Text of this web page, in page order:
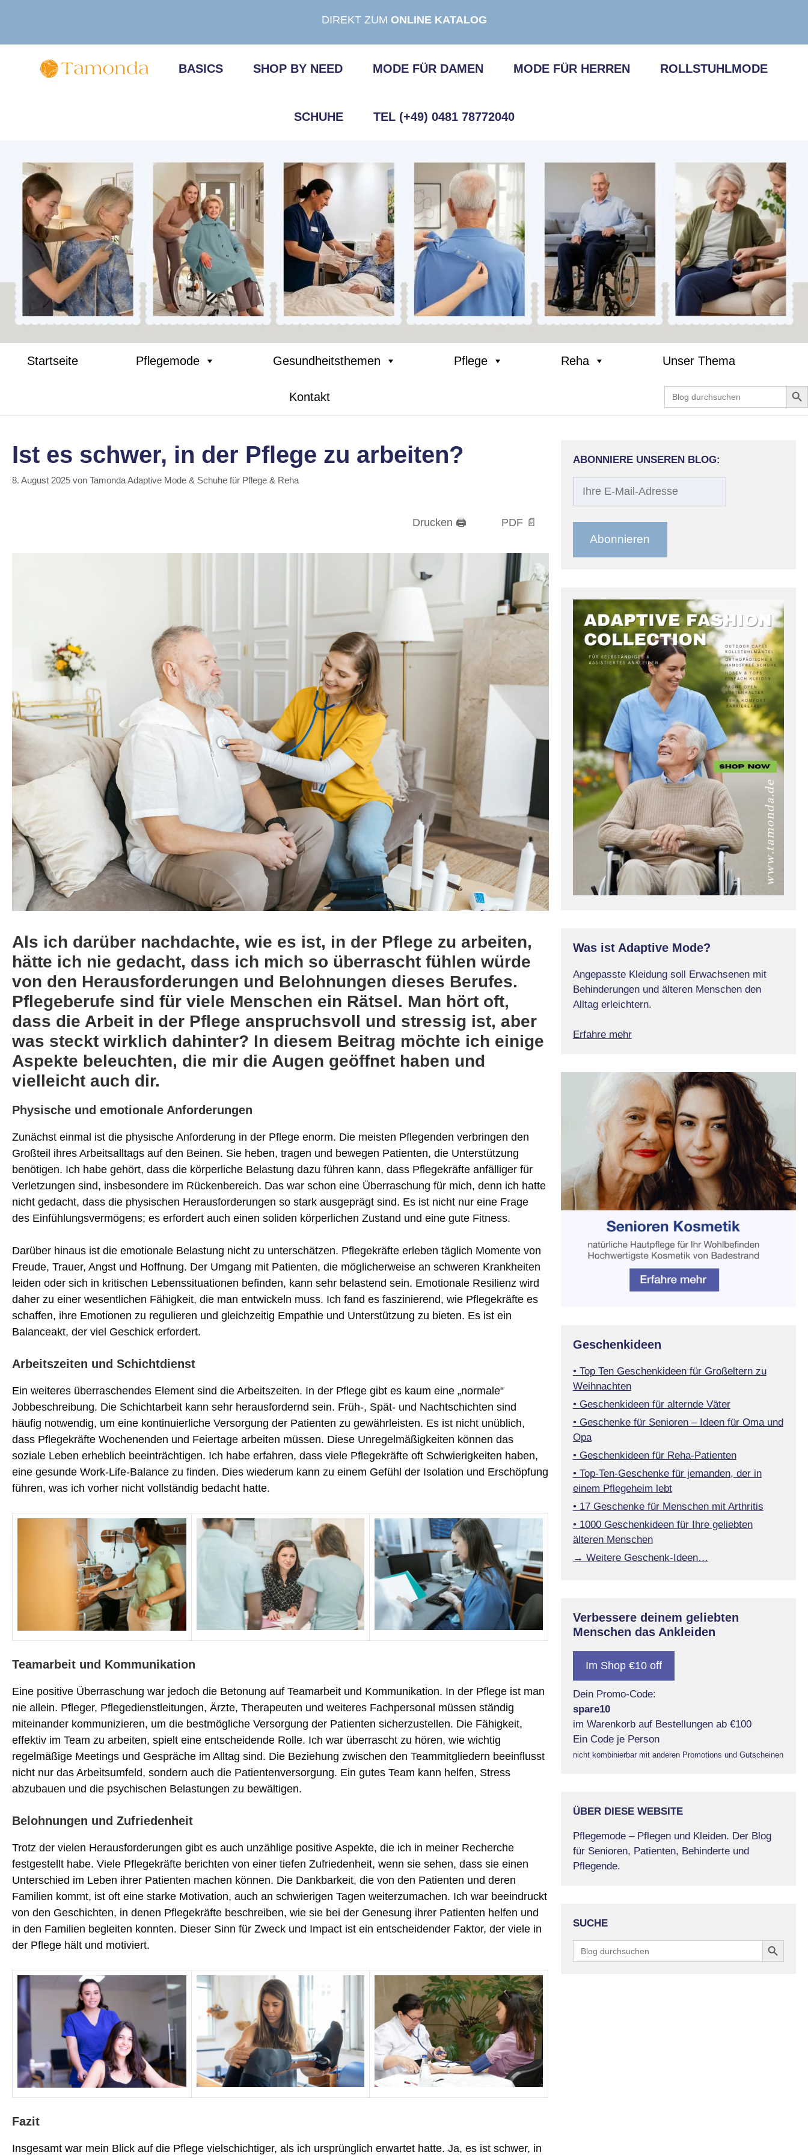
DIREKT ZUM ONLINE KATALOG
BASICS SHOP BY NEED MODE FÜR DAMEN MODE FÜR HERREN ROLLSTUHLMODE
SCHUHE TEL (+49) 0481 78772040
Startseite Pflegemode Gesundheitsthemen Pflege Reha Unser Thema
Kontakt
Search
for:
Search
Ist es schwer, in der Pflege zu arbeiten?
8. August 2025 von Tamonda Adaptive Mode & Schuhe für Pflege & Reha
Drucken 🖨 PDF 📄
Als ich darüber nachdachte, wie es ist, in der Pflege zu arbeiten,
hätte ich nie gedacht, dass ich mich so überrascht fühlen würde
von den Herausforderungen und Belohnungen dieses Berufes.
Pflegeberufe sind für viele Menschen ein Rätsel. Man hört oft,
dass die Arbeit in der Pflege anspruchsvoll und stressig ist, aber
was steckt wirklich dahinter? In diesem Beitrag möchte ich einige
Aspekte beleuchten, die mir die Augen geöffnet haben und
vielleicht auch dir.
Physische und emotionale Anforderungen
Zunächst einmal ist die physische Anforderung in der Pflege enorm. Die meisten Pflegenden verbringen den
Großteil ihres Arbeitsalltags auf den Beinen. Sie heben, tragen und bewegen Patienten, die Unterstützung
benötigen. Ich habe gehört, dass die körperliche Belastung dazu führen kann, dass Pflegekräfte anfälliger für
Verletzungen sind, insbesondere im Rückenbereich. Das war schon eine Überraschung für mich, denn ich hatte
nicht gedacht, dass die physischen Herausforderungen so stark ausgeprägt sind. Es ist nicht nur eine Frage
des Einfühlungsvermögens; es erfordert auch einen soliden körperlichen Zustand und eine gute Fitness.
Darüber hinaus ist die emotionale Belastung nicht zu unterschätzen. Pflegekräfte erleben täglich Momente von
Freude, Trauer, Angst und Hoffnung. Der Umgang mit Patienten, die möglicherweise an schweren Krankheiten
leiden oder sich in kritischen Lebenssituationen befinden, kann sehr belastend sein. Emotionale Resilienz wird
daher zu einer wesentlichen Fähigkeit, die man entwickeln muss. Ich fand es faszinierend, wie Pflegekräfte es
schaffen, ihre Emotionen zu regulieren und gleichzeitig Empathie und Unterstützung zu bieten. Es ist ein
Balanceakt, der viel Geschick erfordert.
Arbeitszeiten und Schichtdienst
Ein weiteres überraschendes Element sind die Arbeitszeiten. In der Pflege gibt es kaum eine „normale“
Jobbeschreibung. Die Schichtarbeit kann sehr herausfordernd sein. Früh-, Spät- und Nachtschichten sind
häufig notwendig, um eine kontinuierliche Versorgung der Patienten zu gewährleisten. Es ist nicht unüblich,
dass Pflegekräfte Wochenenden und Feiertage arbeiten müssen. Diese Unregelmäßigkeiten können das
soziale Leben erheblich beeinträchtigen. Ich habe erfahren, dass viele Pflegekräfte oft Schwierigkeiten haben,
eine gesunde Work-Life-Balance zu finden. Dies wiederum kann zu einem Gefühl der Isolation und Erschöpfung
führen, was ich vorher nicht vollständig bedacht hatte.
Teamarbeit und Kommunikation
Eine positive Überraschung war jedoch die Betonung auf Teamarbeit und Kommunikation. In der Pflege ist man
nie allein. Pfleger, Pflegedienstleitungen, Ärzte, Therapeuten und weiteres Fachpersonal müssen ständig
miteinander kommunizieren, um die bestmögliche Versorgung der Patienten sicherzustellen. Die Fähigkeit,
effektiv im Team zu arbeiten, spielt eine entscheidende Rolle. Ich war überrascht zu hören, wie wichtig
regelmäßige Meetings und Gespräche im Alltag sind. Die Beziehung zwischen den Teammitgliedern beeinflusst
nicht nur das Arbeitsumfeld, sondern auch die Patientenversorgung. Ein gutes Team kann helfen, Stress
abzubauen und die psychischen Belastungen zu bewältigen.
Belohnungen und Zufriedenheit
Trotz der vielen Herausforderungen gibt es auch unzählige positive Aspekte, die ich in meiner Recherche
festgestellt habe. Viele Pflegekräfte berichten von einer tiefen Zufriedenheit, wenn sie sehen, dass sie einen
Unterschied im Leben ihrer Patienten machen können. Die Dankbarkeit, die von den Patienten und deren
Familien kommt, ist oft eine starke Motivation, auch an schwierigen Tagen weiterzumachen. Ich war beeindruckt
von den Geschichten, in denen Pflegekräfte beschreiben, wie sie bei der Genesung ihrer Patienten helfen und
in den Familien begleiten konnten. Dieser Sinn für Zweck und Impact ist ein entscheidender Faktor, der viele in
der Pflege hält und motiviert.
Fazit
Insgesamt war mein Blick auf die Pflege vielschichtiger, als ich ursprünglich erwartet hatte. Ja, es ist schwer, in
ABONNIERE UNSEREN BLOG:
Abonnieren
Was ist Adaptive Mode?
Angepasste Kleidung soll Erwachsenen mit
Behinderungen und älteren Menschen den
Alltag erleichtern.
Erfahre mehr
Geschenkideen
• Top Ten Geschenkideen für Großeltern zu
Weihnachten
• Geschenkideen für alternde Väter
• Geschenke für Senioren – Ideen für Oma und
Opa
• Geschenkideen für Reha-Patienten
• Top-Ten-Geschenke für jemanden, der in
einem Pflegeheim lebt
• 17 Geschenke für Menschen mit Arthritis
• 1000 Geschenkideen für Ihre geliebten
älteren Menschen
→ Weitere Geschenk-Ideen…
Verbessere deinem geliebten
Menschen das Ankleiden
Im Shop €10 off
Dein Promo-Code:
spare10
im Warenkorb auf Bestellungen ab €100
Ein Code je Person
nicht kombinierbar mit anderen Promotions und Gutscheinen
ÜBER DIESE WEBSITE
Pflegemode – Pflegen und Kleiden. Der Blog
für Senioren, Patienten, Behinderte und
Pflegende.
SUCHE
for:
Search Button